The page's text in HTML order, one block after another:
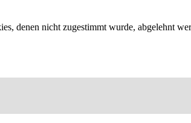
denen nicht zugestimmt wurde, abgelehnt